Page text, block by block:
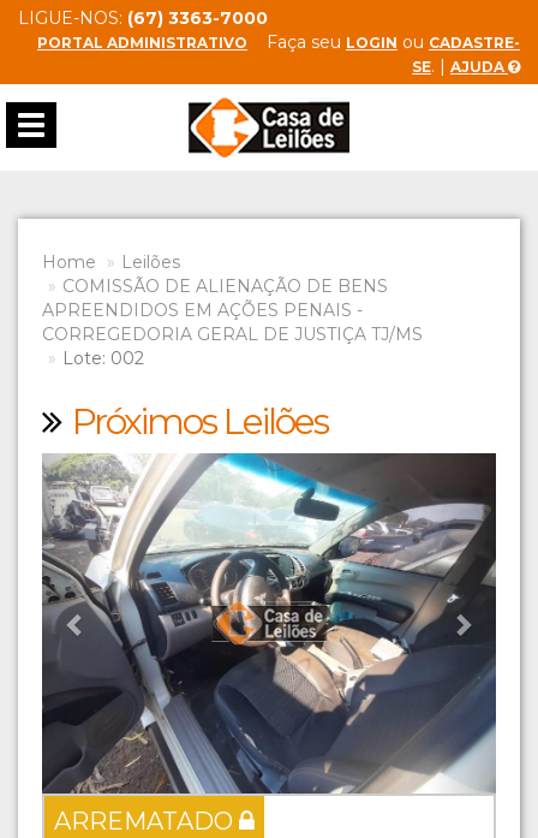
LIGUE-NOS: (67) 3363-7000
PORTAL ADMINISTRATIVO Faça seu LOGIN ou CADASTRE-
SE. | AJUDA
Toggle
navigation
Home
Leilões
COMISSÃO DE ALIENAÇÃO DE BENS
APREENDIDOS EM AÇÕES PENAIS -
CORREGEDORIA GERAL DE JUSTIÇA TJ/MS
Lote: 002
Próximos Leilões
Previous
ARREMATADO